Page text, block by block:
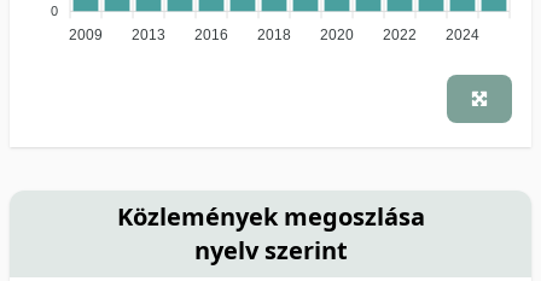
0
2009 2013 2016 2018 2020 2022 2024
Közlemények megoszlása
nyelv szerint